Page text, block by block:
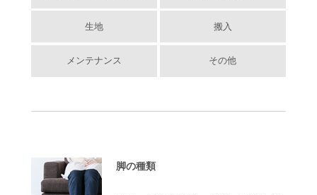
生地 搬入
メンテナンス その他
脚の種類